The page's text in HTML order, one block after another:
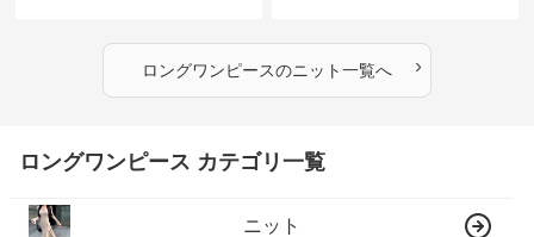
ロングワンピースのニット一覧へ ›
ロングワンピース カテゴリ一覧
ニット